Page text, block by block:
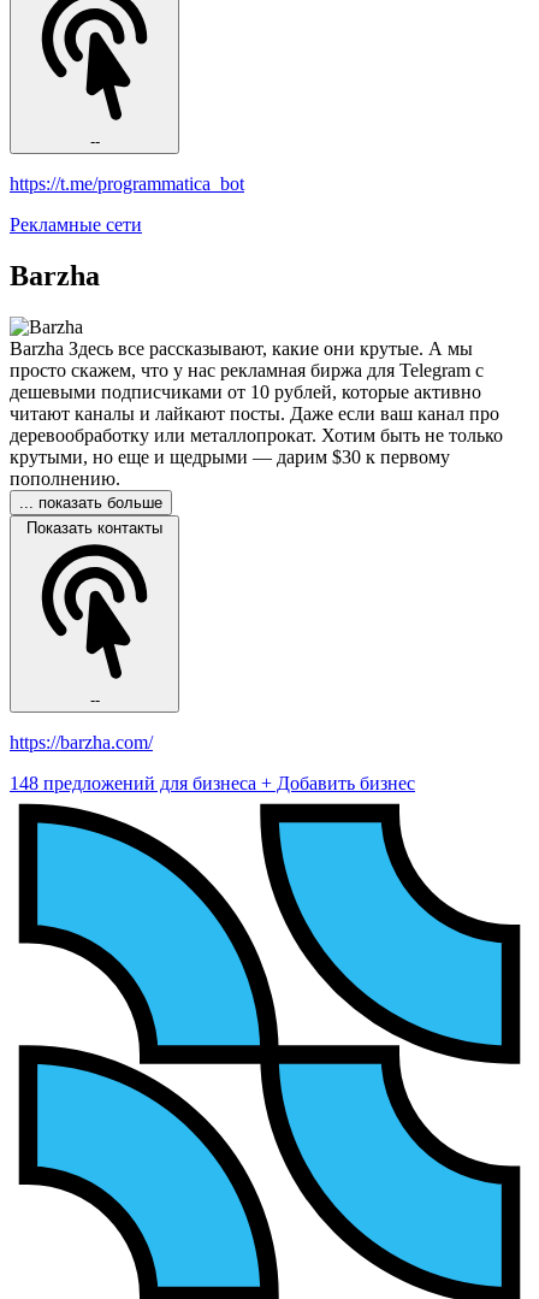
--
https://t.me/programmatica_bot
Рекламные сети
Barzha
Barzha Здесь все рассказывают, какие они крутые. А мы
просто скажем, что у нас рекламная биржа для Telegram с
дешевыми подписчиками от 10 рублей, которые активно
читают каналы и лайкают посты. Даже если ваш канал про
деревообработку или металлопрокат. Хотим быть не только
крутыми, но еще и щедрыми — дарим $30 к первому
пополнению.
... показать больше
Показать контакты
--
https://barzha.com/
148 предложений для бизнеса + Добавить бизнес